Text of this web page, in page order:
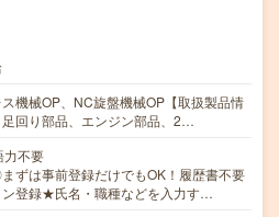
機械OP、NC旋盤機械OP【取扱製品情
回り部品、エンジン部品、2…
力不要
ずは事前登録だけでもOK！履歴書不要
ン登録★氏名・職種などを入力す…